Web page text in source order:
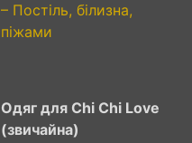
– Постіль, білизна,
піжами
Одяг для Chi Chi Love
(звичайна)